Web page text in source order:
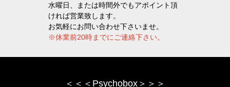
水曜日、または時間外でもアポイント頂
ければ営業致します。
お気軽にお問い合わせ下さいませ。
※休業前20時までにご連絡下さい。
＜＜＜Psychobox＞＞＞